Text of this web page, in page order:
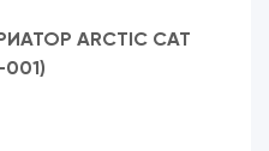
ARCTIC CAT
001)